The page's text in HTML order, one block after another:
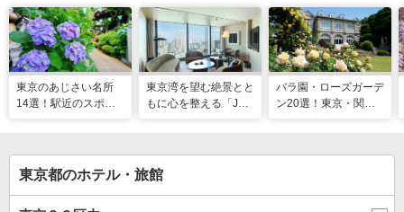
東京のあじさい名所
14選！駅近のスポッ
東京湾を望む絶景とと
もに心を整える「JW
な滞在
バラ園・ローズガーデ
ン20選！東京・関東
東京都のホテル・旅館